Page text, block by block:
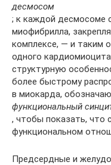
десмосом
; к каждой десмосоме
миофибрилла,
комплексе, — и таким
одного
структурную
более быстрому
в миокарда,
функциональный
, чтобы показать, что
функциональном
Предсердные и